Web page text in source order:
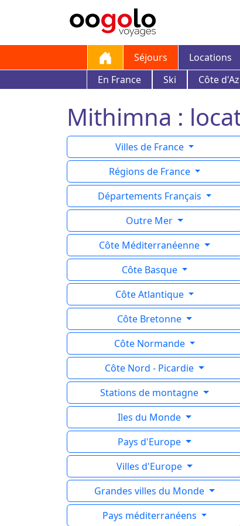
Séjours Locations
En France
Ski Côte
Mithimna :
Villes de France
Régions de France
Départements Français
Outre Mer
Côte Méditerranéenne
Côte Basque
Côte Atlantique
Côte Bretonne
Côte Normande
Côte Nord - Picardie
Stations de montagne
Iles du Monde
Pays d'Europe
Villes d'Europe
Grandes villes du Monde
Pays méditerranéens